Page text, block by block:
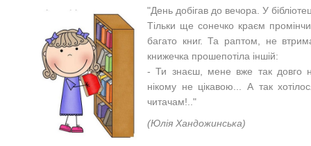
"День добігав до вечора. У
Тільки ще сонечко краєм
багато книг. Та раптом, не
книжечка прошепотіла іншій:
- Ти знаєш, мене вже так довго
нікому не цікавою... А так
читачам!.."
(Юлія Хандожинська)